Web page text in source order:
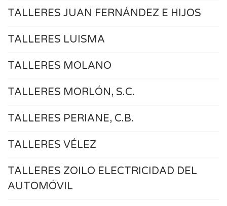
TALLERES JUAN FERNÁNDEZ E HIJOS
TALLERES LUISMA
TALLERES MOLANO
TALLERES MORLÓN, S.C.
TALLERES PERIANE, C.B.
TALLERES VÉLEZ
TALLERES ZOILO ELECTRICIDAD DEL
AUTOMÓVIL